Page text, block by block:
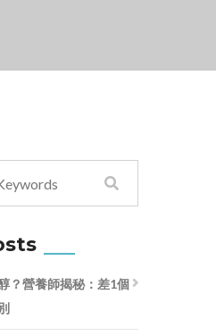
？營養師揭秘：差1個